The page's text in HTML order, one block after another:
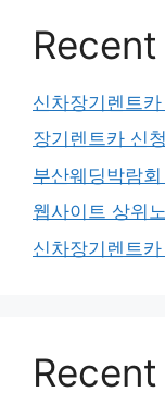
신차장기렌트
장기렌트카 신
부산웨딩박람
웹사이트 상위
신차장기렌트